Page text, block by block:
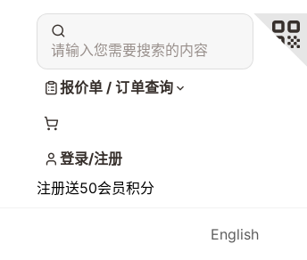
请输入您需要搜索的内容
报价单 / 订单查询
登录/注册
注册送50会员积分
English